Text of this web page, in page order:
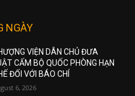
NGÀY
VIỆN DÂN CHỦ ĐƯA
CẤM BỘ QUỐC PHÒNG HẠN
ĐỐI VỚI BÁO CHÍ
6, 2026